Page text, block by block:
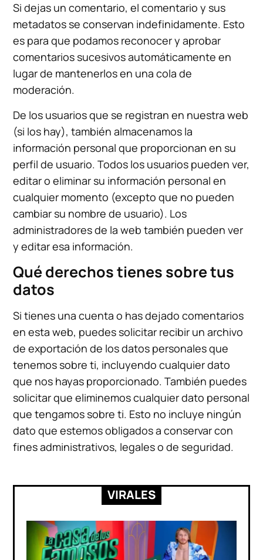
Si dejas un comentario, el comentario y sus
metadatos se conservan indefinidamente. Esto
es para que podamos reconocer y aprobar
comentarios sucesivos automáticamente en
lugar de mantenerlos en una cola de
moderación.
De los usuarios que se registran en nuestra web
(si los hay), también almacenamos la
información personal que proporcionan en su
perfil de usuario. Todos los usuarios pueden ver,
editar o eliminar su información personal en
cualquier momento (excepto que no pueden
cambiar su nombre de usuario). Los
administradores de la web también pueden ver
y editar esa información.
Qué derechos tienes sobre tus
datos
Si tienes una cuenta o has dejado comentarios
en esta web, puedes solicitar recibir un archivo
de exportación de los datos personales que
tenemos sobre ti, incluyendo cualquier dato
que nos hayas proporcionado. También puedes
solicitar que eliminemos cualquier dato personal
que tengamos sobre ti. Esto no incluye ningún
dato que estemos obligados a conservar con
fines administrativos, legales o de seguridad.
VIRALES